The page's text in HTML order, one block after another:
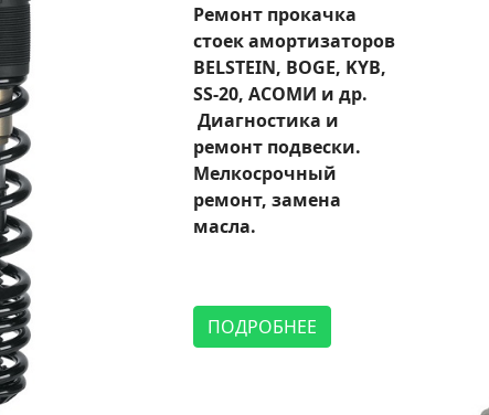
Ремонт прокачка
стоек амортизаторов
BELSTEIN, BOGE, KYB,
SS-20, АСОМИ и др.
Диагностика и
ремонт подвески.
Мелкосрочный
ремонт, замена
масла.
ПОДРОБНЕЕ